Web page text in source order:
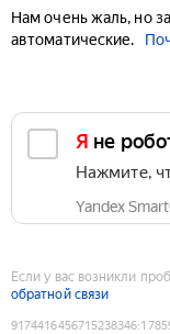
Нам очень жаль, но
автоматические.
Я не
Нажмите,
Yandex
Если у вас возникли
обратной связи
9174416456715238346: